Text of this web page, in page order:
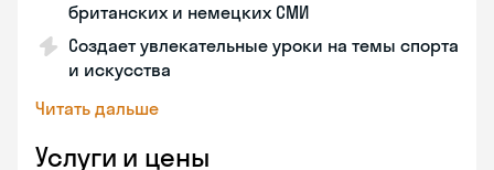
британских и немецких СМИ
Создает увлекательные уроки на темы спорта
и искусства
Читать дальше
Услуги и цены